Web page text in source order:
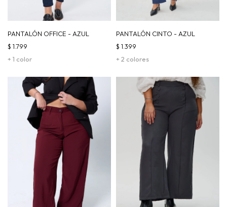
PANTALÓN OFFICE - AZUL
+ 1 color
$ 1.799
PANTALÓN CINTO - AZUL
+ 2 colores
$ 1.399